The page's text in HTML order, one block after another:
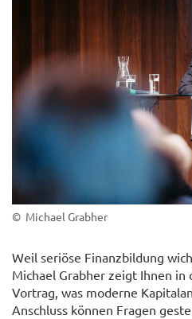
© Michael Grabher
Weil seriöse Finanzbildung
Michael Grabher zeigt Ihnen in
Vortrag, was moderne
Anschluss können Fragen